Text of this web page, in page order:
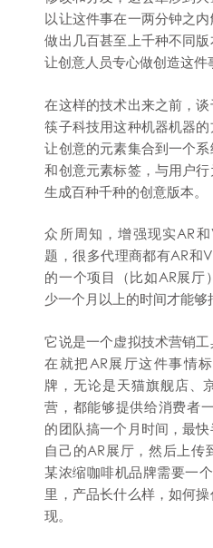
以让这件事在一两分钟之
做出几百甚至上千种不同
让创意人员专心做创造这件
在这样的技术出来之前，谈
筷子科技用这种机器机器的
让创意的元素集合到一个
和创意元素标签，与用户
生成百种千种的创意版本。
众所周知，增强现实AR
题，很多代理商都有AR和
的一个项目（比如AR展厅
少一个月以上的时间才能够
它说是一个虚拟技术营销
在就把AR展厅这件事情
牌，无论是天猫旗舰店、
营，都能够提供给消费者
的团队搞一个月时间，最
自己的AR展厅，然后上传
某浓缩咖啡机品牌需要一
里，产品长什么样，如何
现。